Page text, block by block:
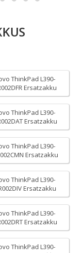
ThinkPad L390-
Ersatzakku
ThinkPad L390-
Ersatzakku
ThinkPad L390-
Ersatzakku
ThinkPad L390-
Ersatzakku
ThinkPad L390-
Ersatzakku
ThinkPad L390-